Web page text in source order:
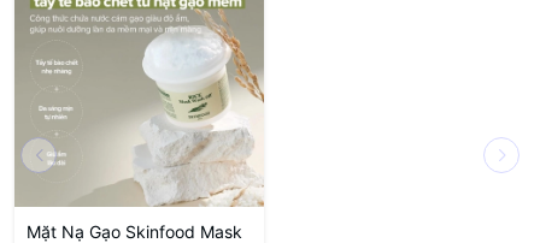
Mặt Nạ Gạo Skinfood Mask